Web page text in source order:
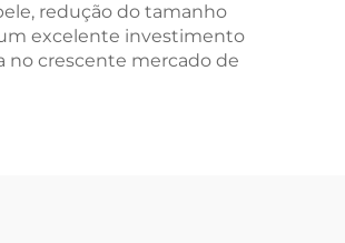
redução do tamanho
excelente investimento
no crescente mercado de